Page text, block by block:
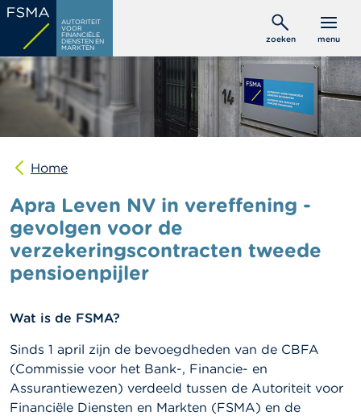
Overslaan
naar
de
inhoud
AUTORITEIT
VOOR
FINANCIËLE
DIENSTEN EN
MARKTEN
zoeken menu
C
s
u
m
t
n
P
o
f
e
s
o
e
l
e
n
Home
Apra Leven NV in vereffening -
gevolgen voor de
verzekeringscontracten tweede
pensioenpijler
Wat is de FSMA?
Sinds 1 april zijn de bevoegdheden van de CBFA
(Commissie voor het Bank-, Financie- en
Assurantiewezen) verdeeld tussen de Autoriteit voor
Financiële Diensten en Markten (FSMA) en de